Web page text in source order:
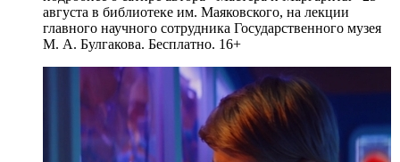
августа в библиотеке им. Маяковского, на лекции
главного научного сотрудника Государственного музея
М. А. Булгакова. Бесплатно. 16+